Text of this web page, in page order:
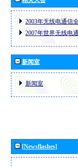
2003年无线电通信
2007年世界无线电
新闻室
新闻室
[Newsflashes]